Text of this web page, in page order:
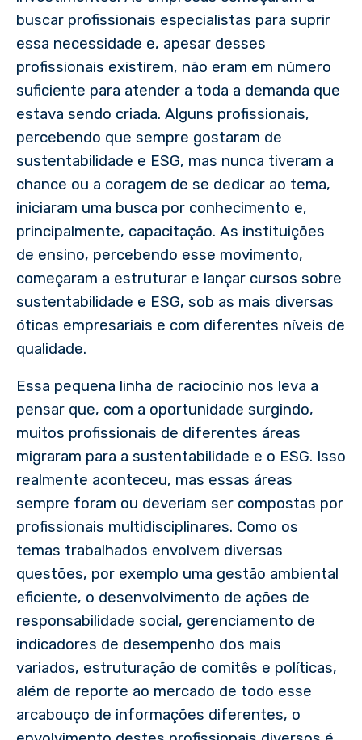
buscar profissionais especialistas para suprir
essa necessidade e, apesar desses
profissionais existirem, não eram em número
suficiente para atender a toda a demanda que
estava sendo criada. Alguns profissionais,
percebendo que sempre gostaram de
sustentabilidade e ESG, mas nunca tiveram a
chance ou a coragem de se dedicar ao tema,
iniciaram uma busca por conhecimento e,
principalmente, capacitação. As instituições
de ensino, percebendo esse movimento,
começaram a estruturar e lançar cursos sobre
sustentabilidade e ESG, sob as mais diversas
óticas empresariais e com diferentes níveis de
qualidade.
Essa pequena linha de raciocínio nos leva a
pensar que, com a oportunidade surgindo,
muitos profissionais de diferentes áreas
migraram para a sustentabilidade e o ESG. Isso
realmente aconteceu, mas essas áreas
sempre foram ou deveriam ser compostas por
profissionais multidisciplinares. Como os
temas trabalhados envolvem diversas
questões, por exemplo uma gestão ambiental
eficiente, o desenvolvimento de ações de
responsabilidade social, gerenciamento de
indicadores de desempenho dos mais
variados, estruturação de comitês e políticas,
além de reporte ao mercado de todo esse
arcabouço de informações diferentes, o